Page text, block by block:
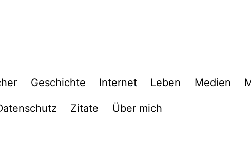
Geschichte Internet Leben Medien
Zitate Über mich